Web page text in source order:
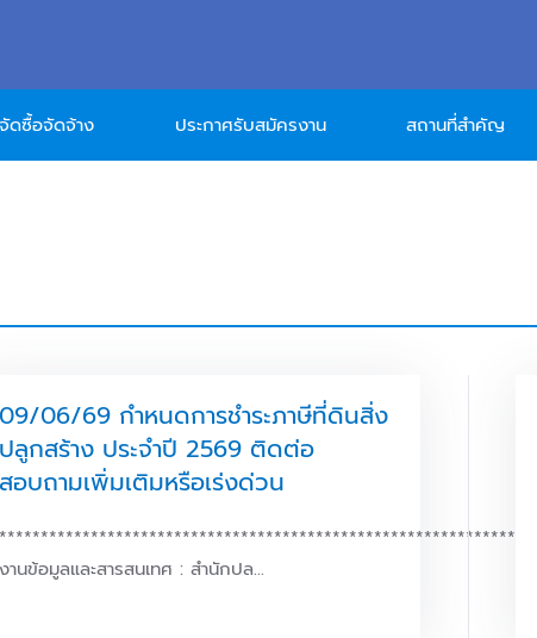
จัดซื้อจัดจ้าง ประกาศรับสมัครงาน สถานที่สำคัญ
09/06/69 กำหนดการชำระภาษีที่ดินสิ่ง
ปลูกสร้าง ประจำปี 2569 ติดต่อ
สอบถามเพิ่มเติมหรือเร่งด่วน
******************************************************************
งานข้อมูลและสารสนเทศ : สำนักปล…